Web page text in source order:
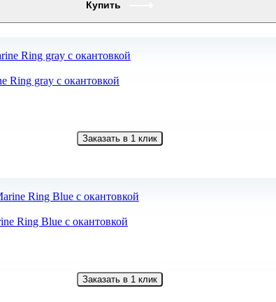
Ring gray с окантовкой
Заказать в 1 клик
Ring Blue с окантовкой
Заказать в 1 клик